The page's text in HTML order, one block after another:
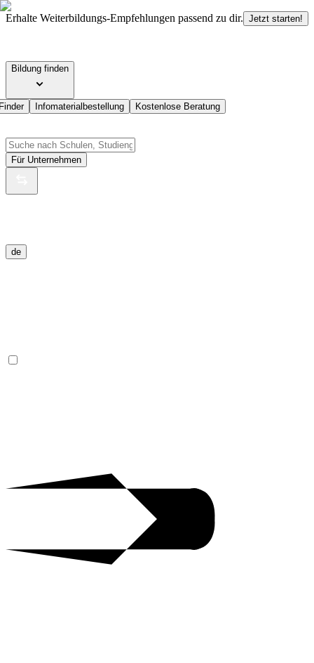
Erhalte Weiterbildungs-Empfehlungen passend zu dir. Jetzt starten!
Bildung finden
Infomaterialbestellung Kostenlose Beratung
Für Unternehmen
de